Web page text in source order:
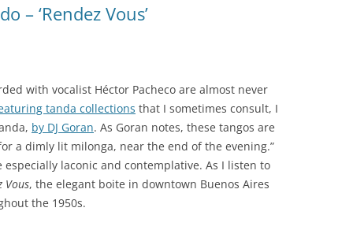
SERIE AUTORES
SERIE COLECCIONISTAS
SERIE COMPOSITORES
CLUB TANGO ARGENTINO (CTA)
COLECCIÓN 78 RPM
DIEGON
DISCO LATINA
– ‘Rendez Vous’
with vocalist Héctor Pacheco are almost never
tanda collections that I sometimes consult, I
by DJ Goran. As Goran notes, these tangos are
a dimly lit milonga, near the end of the evening.”
laconic and contemplative. As I listen to
Vous, the elegant boite in downtown Buenos Aires
the 1950s.